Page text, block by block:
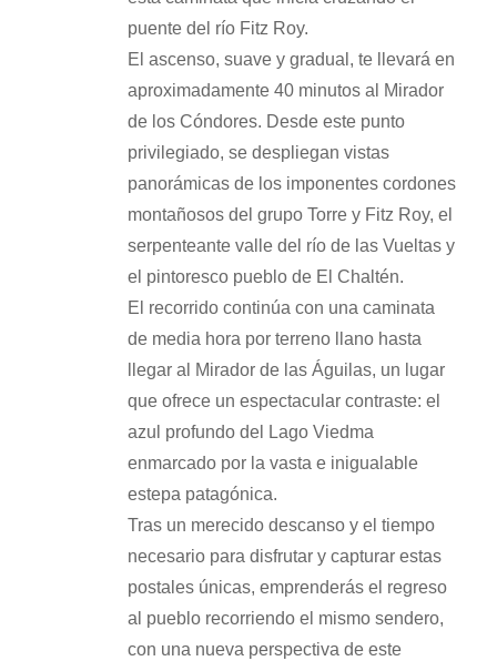
puente del río Fitz Roy.
El ascenso, suave y gradual, te llevará en
aproximadamente 40 minutos al Mirador
de los Cóndores. Desde este punto
privilegiado, se despliegan vistas
panorámicas de los imponentes cordones
montañosos del grupo Torre y Fitz Roy, el
serpenteante valle del río de las Vueltas y
el pintoresco pueblo de El Chaltén.
El recorrido continúa con una caminata
de media hora por terreno llano hasta
llegar al Mirador de las Águilas, un lugar
que ofrece un espectacular contraste: el
azul profundo del Lago Viedma
enmarcado por la vasta e inigualable
estepa patagónica.
Tras un merecido descanso y el tiempo
necesario para disfrutar y capturar estas
postales únicas, emprenderás el regreso
al pueblo recorriendo el mismo sendero,
con una nueva perspectiva de este